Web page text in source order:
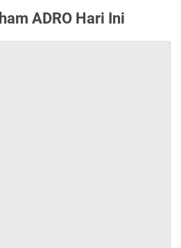
ADRO Hari Ini